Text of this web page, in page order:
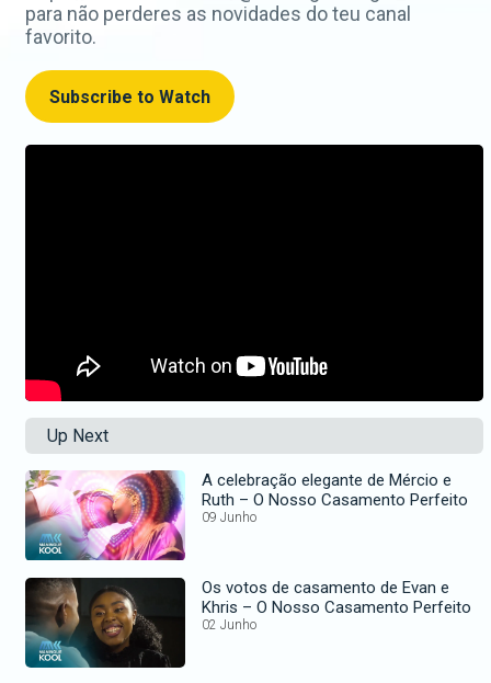
para não perderes as novidades do teu canal
favorito.
Subscribe to Watch
Up Next
A celebração elegante de Mércio e
Ruth – O Nosso Casamento Perfeito
09 Junho
Os votos de casamento de Evan e
Khris – O Nosso Casamento Perfeito
02 Junho